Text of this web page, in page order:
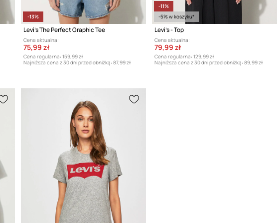
-13%
Levi's The Perfect Graphic Tee
Cena aktualna:
75,99 zł
Cena regularna: 159,99 zł
Najniższa cena z 30 dni przed obniżką: 87,99 zł
-11%
-5% w koszyku*
Levi's - Top
Cena aktualna:
79,99 zł
Cena regularna: 129,99 zł
Najniższa cena z 30 dni przed obniżką: 89,99 zł